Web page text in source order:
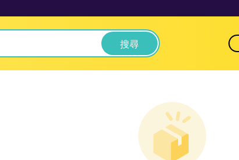
搜尋